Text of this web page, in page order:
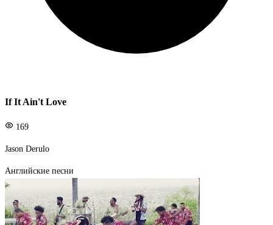
If It Ain't Love
169
Jason Derulo
Английские песни